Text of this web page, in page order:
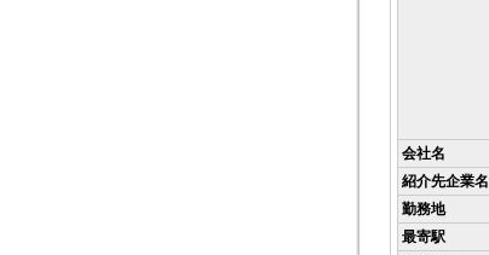
会社名
紹介先企業名
勤務地
最寄駅